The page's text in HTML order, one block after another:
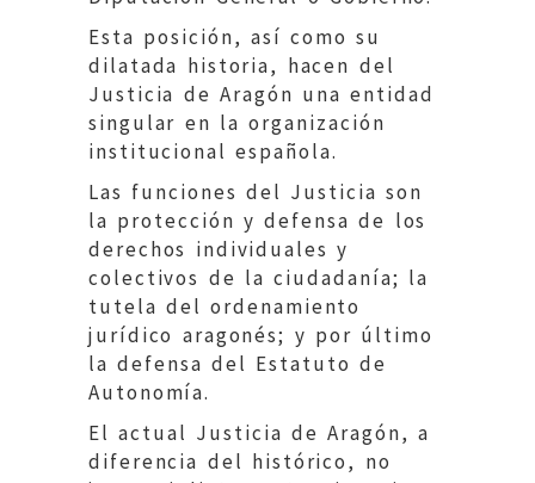
Esta posición, así como su
dilatada historia, hacen del
Justicia de Aragón una entidad
singular en la organización
institucional española.
Las funciones del Justicia son
la protección y defensa de los
derechos individuales y
colectivos de la ciudadanía; la
tutela del ordenamiento
jurídico aragonés; y por último
la defensa del Estatuto de
Autonomía.
El actual Justicia de Aragón, a
diferencia del histórico, no